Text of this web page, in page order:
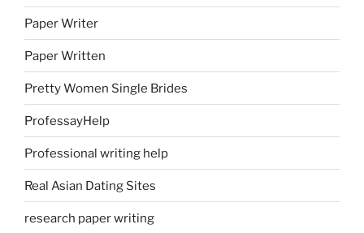
Paper Writer
Paper Written
Pretty Women Single Brides
ProfessayHelp
Professional writing help
Real Asian Dating Sites
research paper writing